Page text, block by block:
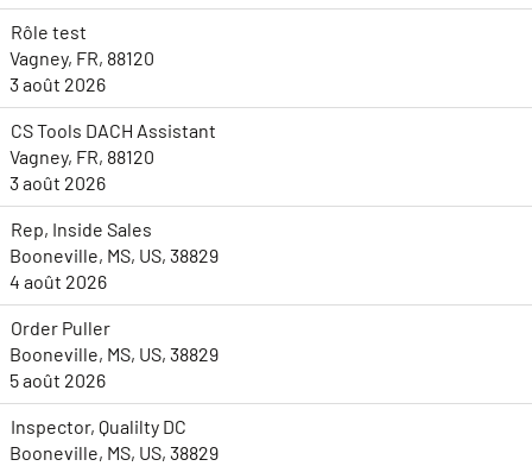
Rôle test
Vagney, FR, 88120
3 août 2026
CS Tools DACH Assistant
Vagney, FR, 88120
3 août 2026
Rep, Inside Sales
Booneville, MS, US, 38829
4 août 2026
Order Puller
Booneville, MS, US, 38829
5 août 2026
Inspector, Qualilty DC
Booneville, MS, US, 38829